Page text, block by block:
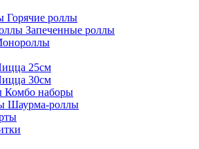
Горячие роллы
Запеченные роллы
25см
30см
Комбо наборы
Шаурма-роллы